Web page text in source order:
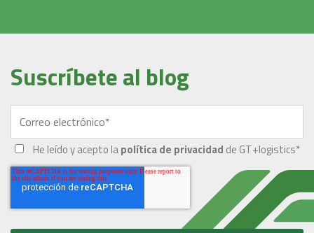
Suscríbete al blog
He leído y acepto lapolítica de privacidad de GT+logistics*